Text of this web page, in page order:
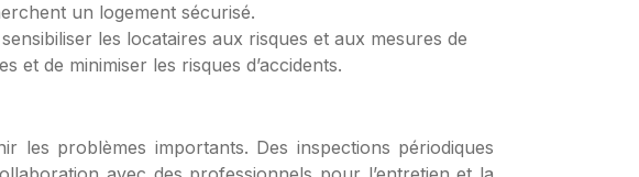
un logement sécurisé.
les locataires aux risques et aux mesures de
et de minimiser les risques d’accidents.
problèmes importants. Des inspections périodiques